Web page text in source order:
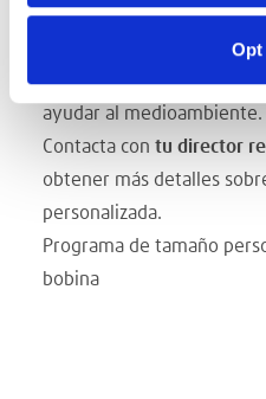
Opt
ELECCIÓN SOSTENIBLE
La elección de un formato
residuos. Menos residuos
ayudar al medioambiente.
Contacta con tu director
obtener más detalles
personalizada.
Programa de tamaño
bobina